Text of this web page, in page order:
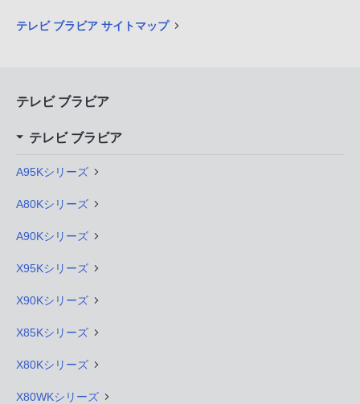
テレビ ブラビア サイトマップ
テレビ ブラビア
テレビ ブラビア
A95Kシリーズ
A80Kシリーズ
A90Kシリーズ
X95Kシリーズ
X90Kシリーズ
X85Kシリーズ
X80Kシリーズ
X80WKシリーズ